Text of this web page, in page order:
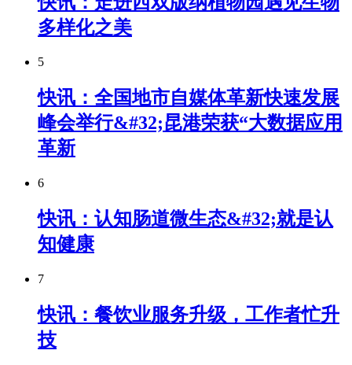
多样化之美
5
快讯：全国地市自媒体革新快速发展
峰会举行&#32;昆港荣获“大数据应用
革新
6
快讯：认知肠道微生态&#32;就是认
知健康
7
快讯：餐饮业服务升级，工作者忙升
技